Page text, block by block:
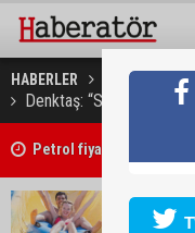
HABERLER GÜNDEM
Denktaş: “Seçim tarihiyle
Petrol fiyatları yüseldi